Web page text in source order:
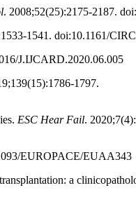
. 2008;52(25):2175-2187.
1541. doi:10.1161/
J.IJCARD.2020.06.005
1797.
ESC Hear Fail.
EUROPACE/EUAA343
a